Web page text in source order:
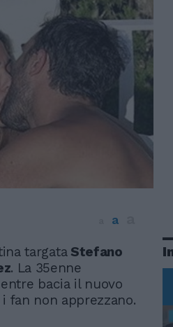
a
targataStefano
. La 35enne
bacia il nuovo
i fan non apprezzano.